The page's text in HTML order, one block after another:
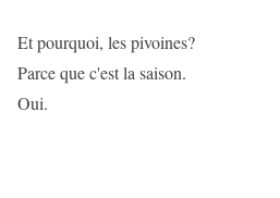
Et pourquoi, les pivoines?
Parce que c'est la saison.
Oui.